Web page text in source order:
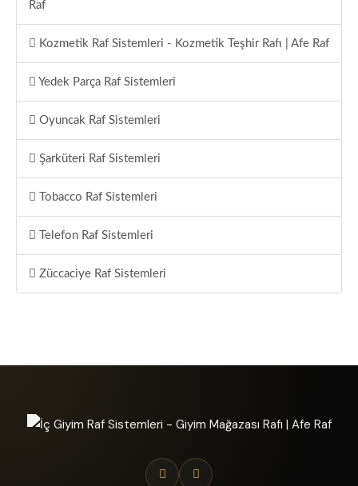
Raf
Kozmetik Raf Sistemleri - Kozmetik Teşhir Rafı | Afe Raf
Yedek Parça Raf Sistemleri
Oyuncak Raf Sistemleri
Şarküteri Raf Sistemleri
Tobacco Raf Sistemleri
Telefon Raf Sistemleri
Züccaciye Raf Sistemleri